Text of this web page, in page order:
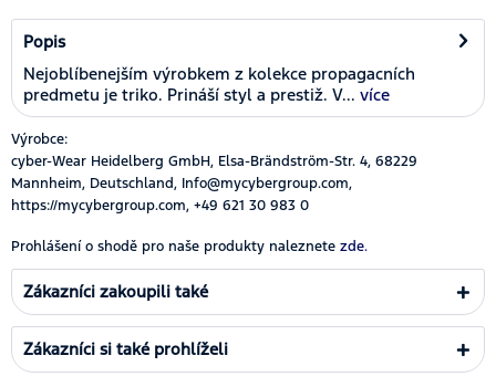
Popis
Nejoblíbenejším výrobkem z kolekce propagacních
predmetu je triko. Prináší styl a prestiž. V... více
Výrobce:
cyber-Wear Heidelberg GmbH, Elsa-Brändström-Str. 4, 68229
Mannheim, Deutschland, Info@mycybergroup.com,
https://mycybergroup.com, +49 621 30 983 0
Prohlášení o shodě pro naše produkty naleznete zde.
Zákazníci zakoupili také
Zákazníci si také prohlíželi